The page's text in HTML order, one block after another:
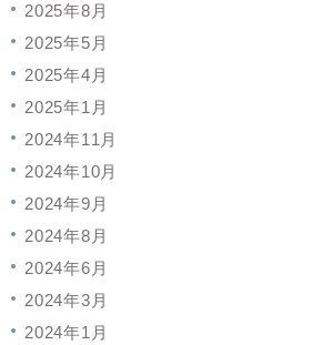
2025年8月
2025年5月
2025年4月
2025年1月
2024年11月
2024年10月
2024年9月
2024年8月
2024年6月
2024年3月
2024年1月